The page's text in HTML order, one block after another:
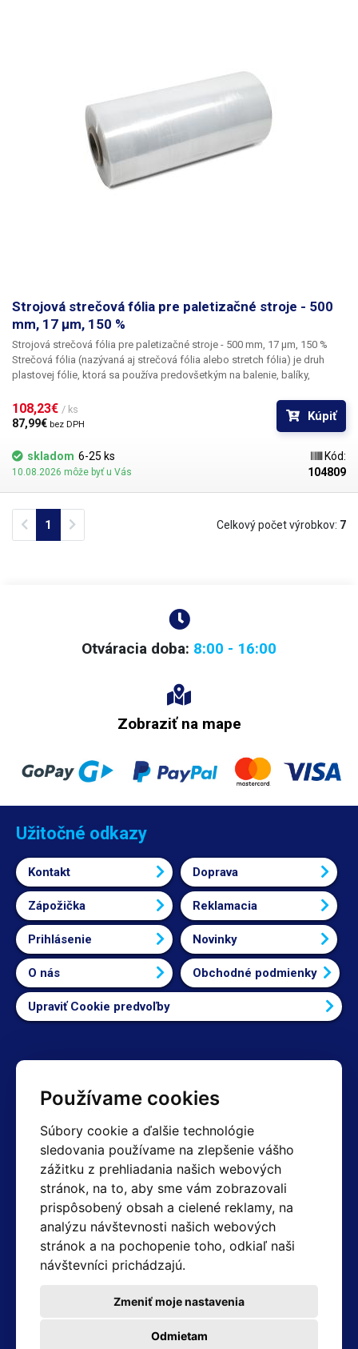
Používame cookies
Súbory cookie a ďalšie technológie
sledovania používame na zlepšenie vášho
zážitku z prehliadania našich webových
stránok, na to, aby sme vám zobrazovali
prispôsobený obsah a cielené reklamy, na
analýzu návštevnosti našich webových
stránok a na pochopenie toho, odkiaľ naši
návštevníci prichádzajú.
Odmietam
Zmeniť moje nastavenia
Strojová strečová fólia pre paletizačné stroje - 500
mm, 17 µm, 150 %
Strojová strečová fólia pre paletizačné stroje - 500 mm, 17 µm, 150 %
Strečová fólia (nazývaná aj strečová fólia alebo stretch fólia) je druh
plastovej fólie, ktorá sa používa predovšetkým na balenie, balíky,
pretože umožňuje účinne a bezpečne stabilizovať náklad a chrániť ho
pred poškodením, prachom a vlhkosťou. Fólia sa používa najmä v
baliacich strojoch na balenie paliet a väčších balíkov. Fólia so šírkou 500
mm a dĺžkou 1800 m je navinutá na papierovej rúrke s vnútorným
priemerom 76 mm a má až 150 % rozťažnosť, čo znamená, že meter fólie
možno natiahnuť na dĺžku až 2,5 m.
polyetylénu (PE), konkrétne z lineárneho polyetylénu s nízkou hustotou
(LLDPE). Tento materiál je veľmi pružný, má vysokú elasticitu a pevnosť v
ťahu. Fólia nie je určená na balenie potravín. Rozmerová tolerancia +/- 10
%Balenie:
108,23€ / ks
87,99€ bez DPH
Kúpiť
skladom 6-25 ks
10.08.2026 môže byť u Vás
Kód:
104809
Previous
1 Celkový počet výrobkov: 7
Otváracia doba: 8:00 - 16:00
Zobraziť na mape
Užitočné odkazy
Kontakt Doprava
Zápožička Reklamacia
Prihlásenie Novinky
O nás Obchodné podmienky
Upraviť Cookie predvoľby
Kontakty
+420 603 357 606 +420 605 234 204
info@hotair.cz
Fakturačné a expedičné oddelenie
+420 605 259 759 (Po–Pia: 7:30 – 15:00)
Technické oddelenie
+420 603 355 085 (Po–Pia: 8:00 – 16:00)
servis@hotair.cz
Výdaj tovaru (Ostrava): Po-Pia: 8:00 - 16:00
Platba len v hotovosti